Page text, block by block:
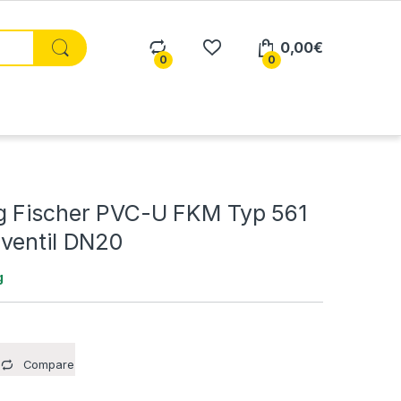
0 0
0,00€
Fischer PVC-U FKM Typ 561
DN20
Compare